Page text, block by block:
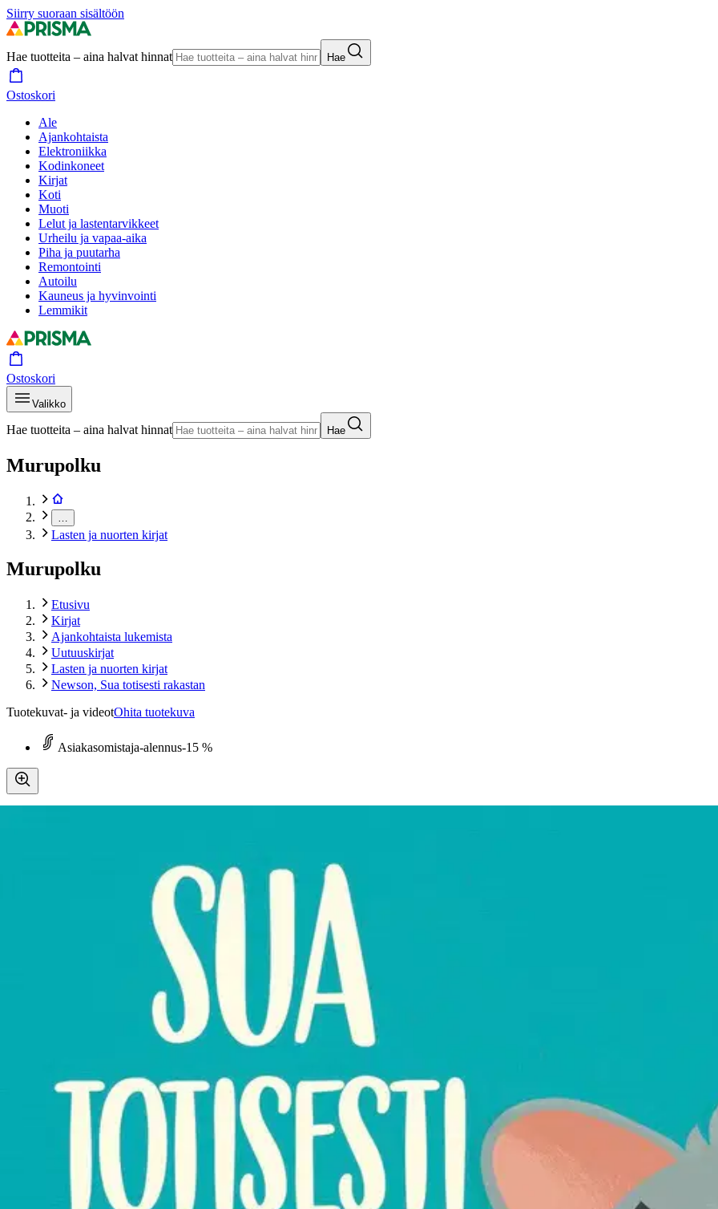
Siirry suoraan sisältöön
Hae tuotteita – aina halvat hinnat Hae
Ostoskori
Ale
Ajankohtaista
Elektroniikka
Kodinkoneet
Kirjat
Koti
Muoti
Lelut ja lastentarvikkeet
Urheilu ja vapaa-aika
Piha ja puutarha
Remontointi
Autoilu
Kauneus ja hyvinvointi
Lemmikit
Ostoskori
Valikko
Hae tuotteita – aina halvat hinnat Hae
Murupolku
Lasten ja nuorten kirjat
Murupolku
Etusivu
Kirjat
Ajankohtaista lukemista
Uutuuskirjat
Lasten ja nuorten kirjat
Newson, Sua totisesti rakastan
Tuotekuvat- ja videotOhita tuotekuva
Asiakasomistaja-alennus-15 %
Newson, Sua totisesti rakastan
8,95 €
Nouto myymälästä
Ilmainen
Siirry valitsemaan myymälä
Toimitus
Kotiin tai noutopisteeseenAlk. 0 €
Ilmainen toimitus yli 100 €:n tilauksille Postin pakettiautomaattiin tai